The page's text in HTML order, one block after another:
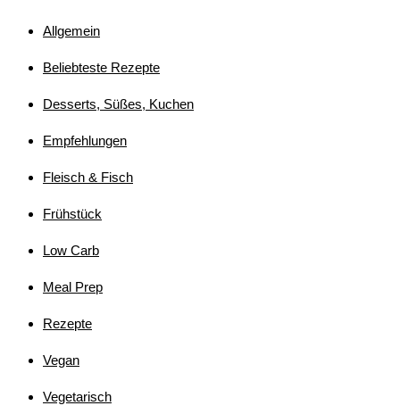
Allgemein
Beliebteste Rezepte
Desserts, Süßes, Kuchen
Empfehlungen
Fleisch & Fisch
Frühstück
Low Carb
Meal Prep
Rezepte
Vegan
Vegetarisch